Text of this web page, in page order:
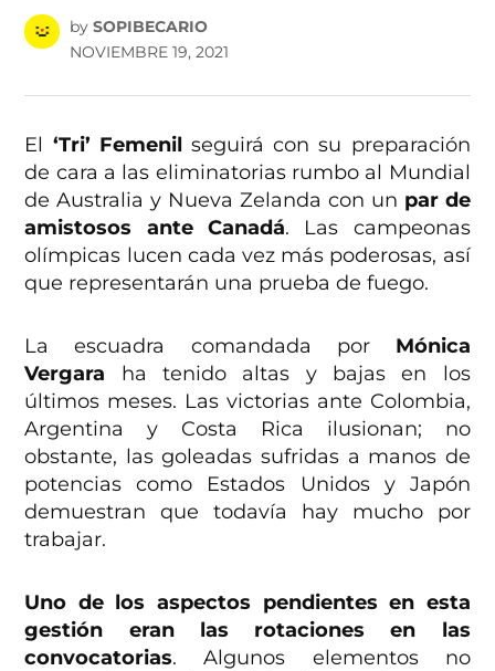
by SOPIBECARIO
NOVIEMBRE 19, 2021
El ‘Tri’ Femenil seguirá con su preparación
de cara a las eliminatorias rumbo al Mundial
de Australia y Nueva Zelanda con un par de
amistosos ante Canadá. Las campeonas
olímpicas lucen cada vez más poderosas, así
que representarán una prueba de fuego.
La escuadra comandada por Mónica
Vergara ha tenido altas y bajas en los
últimos meses. Las victorias ante Colombia,
Argentina y Costa Rica ilusionan; no
obstante, las goleadas sufridas a manos de
potencias como Estados Unidos y Japón
demuestran que todavía hay mucho por
trabajar.
Uno de los aspectos pendientes en esta
gestión eran las rotaciones en las
convocatorias. Algunos elementos no